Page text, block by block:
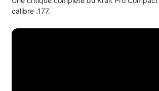
calibre .177.